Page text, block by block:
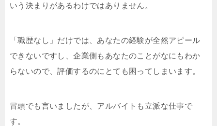
いう決まりがあるわけではありません。
「職歴なし」だけでは、あなたの経験が全然アピール
できないですし、企業側もあなたのことがなにもわか
らないので、評価するのにとても困ってしまいます。
冒頭でも言いましたが、アルバイトも立派な仕事で
す。